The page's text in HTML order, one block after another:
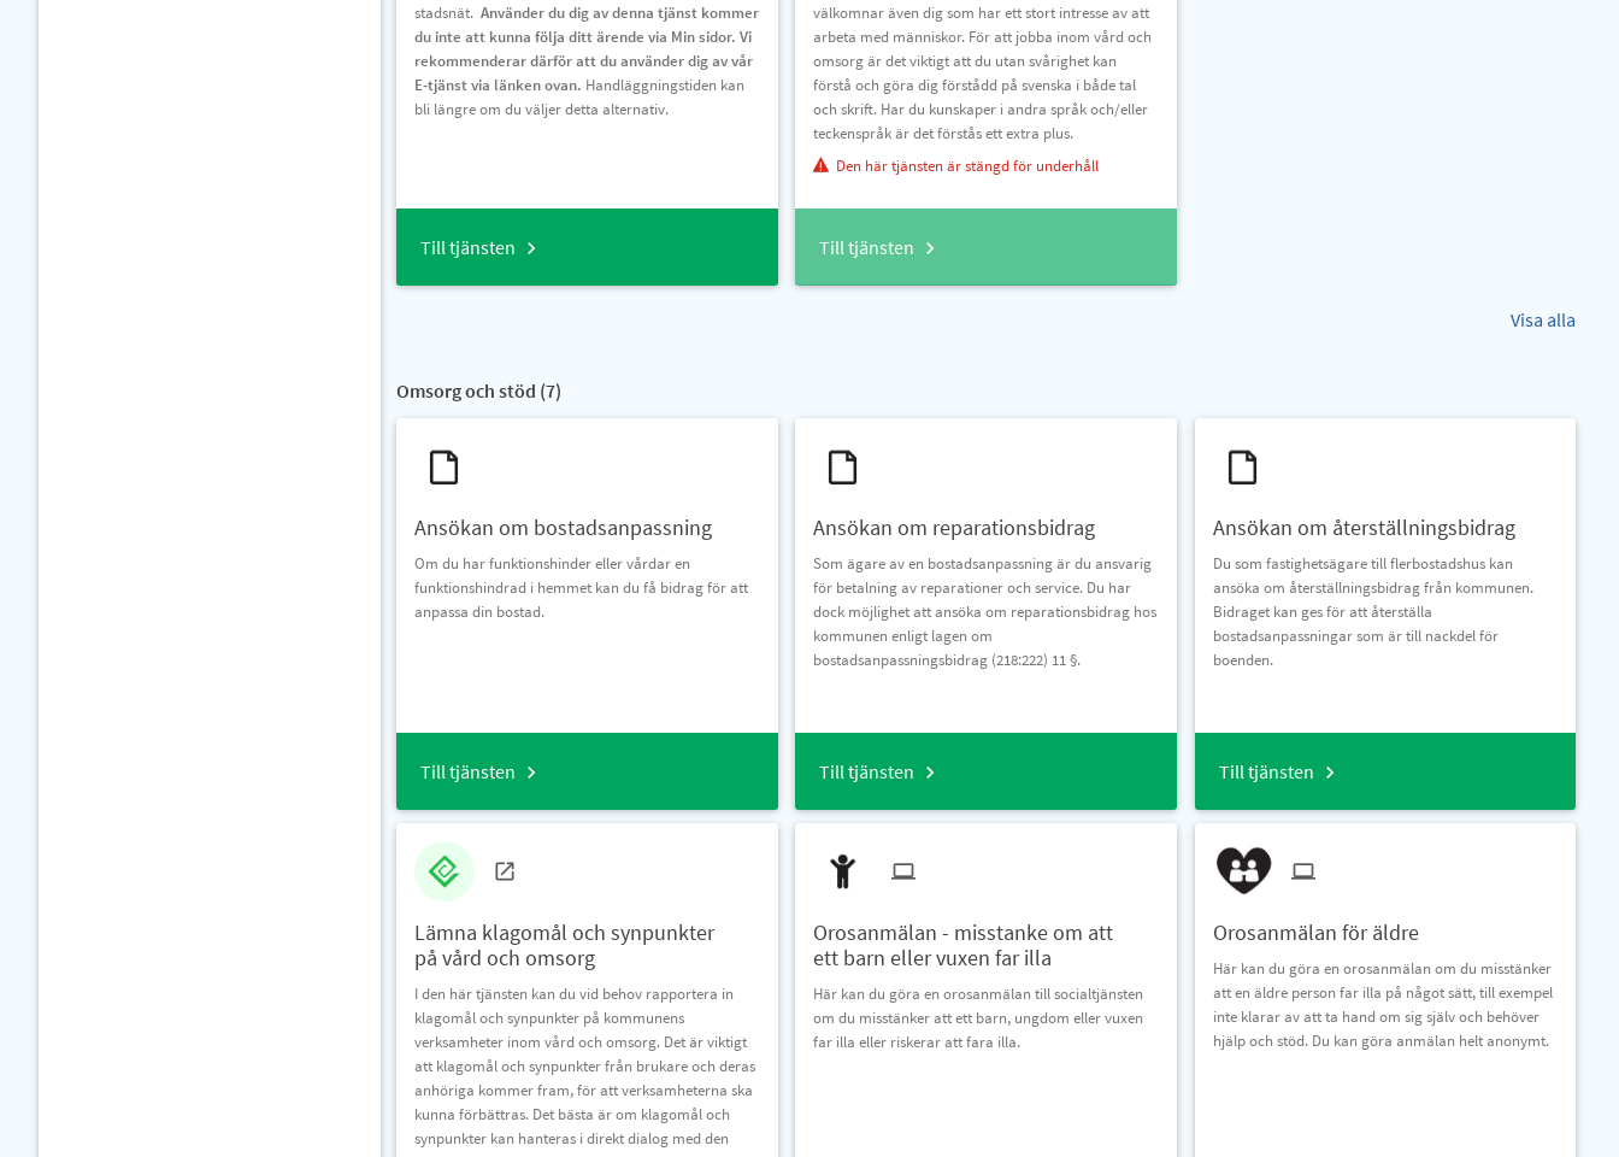
stadsnät.Använder du dig av denna tjänst kommer
du inte att kunna följa ditt ärende via Min sidor. Vi
rekommenderar därför att du använder dig av vår
E-tjänst via länken ovan. Handläggningstiden kan
bli längre om du väljer detta alternativ.
Till tjänsten
välkomnar även dig som har ett stort intresse av att
arbeta med människor. För att jobba inom vård och
omsorg är det viktigt att du utan svårighet kan
förstå och göra dig förstådd på svenska i både tal
och skrift. Har du kunskaper i andra språk och/eller
teckenspråk är det förstås ett extra plus.
Den här tjänsten är stängd för underhåll
Till tjänsten
Visa alla
Omsorg och stöd (7)
Ansökan om bostadsanpassning
Om du har funktionshinder eller vårdar en
funktionshindrad i hemmet kan du få bidrag för att
anpassa din bostad.
Till tjänsten
Ansökan om reparationsbidrag
Som ägare av en bostadsanpassning är du ansvarig
för betalning av reparationer och service. Du har
dock möjlighet att ansöka om reparationsbidrag hos
kommunen enligt lagen om
bostadsanpassningsbidrag (218:222) 11 §.
Till tjänsten
Ansökan om återställningsbidrag
Du som fastighetsägare till flerbostadshus kan
ansöka om återställningsbidrag från kommunen.
Bidraget kan ges för att återställa
bostadsanpassningar som är till nackdel för
boenden.
Till tjänsten
Lämna klagomål och synpunkter
på vård och omsorg
I den här tjänsten kan du vid behov rapportera in
klagomål och synpunkter på kommunens
verksamheter inom vård och omsorg. Det är viktigt
att klagomål och synpunkter från brukare och deras
anhöriga kommer fram, för att verksamheterna ska
kunna förbättras. Det bästa är om klagomål och
synpunkter kan hanteras i direkt dialog med den
Orosanmälan - misstanke om att
ett barn eller vuxen far illa
Här kan du göra en orosanmälan till socialtjänsten
om du misstänker att ett barn, ungdom eller vuxen
far illa eller riskerar att fara illa.
Orosanmälan för äldre
Här kan du göra en orosanmälan om du misstänker
att en äldre person far illa på något sätt, till exempel
inte klarar av att ta hand om sig själv och behöver
hjälp och stöd. Du kan göra anmälan helt anonymt.